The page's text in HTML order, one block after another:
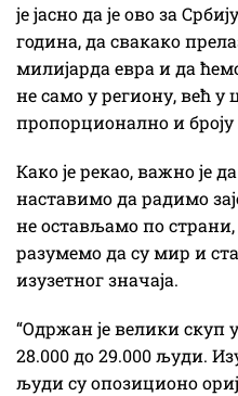
је јасно да је ово за
година, да свакако
милијарда евра и да
не само у региону, већ у
пропорционално и
Како је рекао, важно је
наставимо да радимо
не остављамо по
разумемо да су мир и
изузетног значаја.
“Одржан је велики скуп
28.000 до 29.000 људи.
људи су опозиционо